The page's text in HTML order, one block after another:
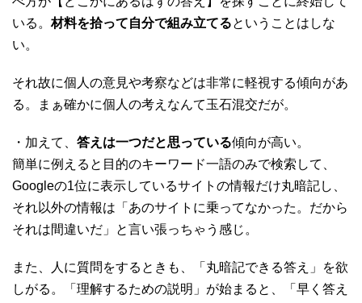
いる。材料を拾って自分で組み立てるということはしな
い。
それ故に個人の意見や考察などは非常に軽視する傾向があ
る。まぁ確かに個人の考えなんて玉石混交だが。
・加えて、 答えは一つだと思っている傾向が高い。
簡単に例えると目的のキーワード一語のみで検索して、
Googleの1位に表示しているサイトの情報だけ丸暗記し、
それ以外の情報は「あのサイトに乗ってなかった。だから
それは間違いだ」と言い張っちゃう感じ。
また、人に質問をするときも、「丸暗記できる答え」を欲
しがる。「理解するための説明」が始まると、「早く答え